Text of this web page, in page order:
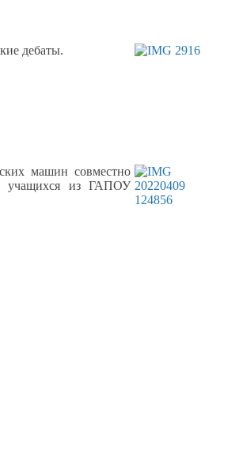
дебаты.
машин совместно
учащихся
из ГАПОУ